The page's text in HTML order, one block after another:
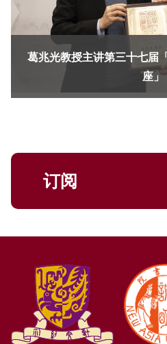
葛兆光教授主讲第三十七届
座」
订阅